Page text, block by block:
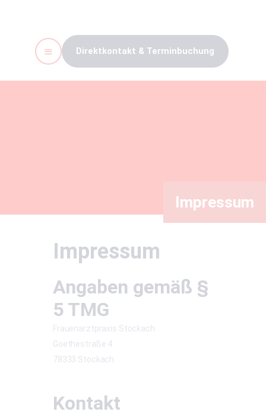
Direktkontakt & Terminbuchung
Impressum
Start
Impressum
Angaben gemäß §
5 TMG
Frauenarztpraxis Stockach
Goethestraße 4
78333 Stockach
Kontakt